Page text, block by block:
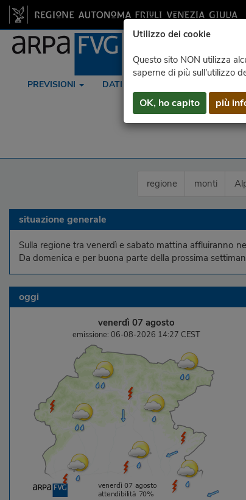
Utilizzo dei cookie
Questo sito NON utilizza
saperne di più sull'utilizzo
OK, ho capito più
PREVISIONI DATI
regione monti
situazione generale
Sulla regione tra venerdì e sabato mattina affluiranno
Da domenica e per buona parte della prossima
oggi
venerdì 07 agosto
emissione: 06-08-2026 14:27 CEST